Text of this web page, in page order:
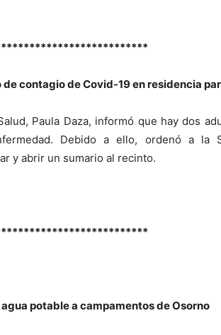
contagio de Covid-19 en residencia
Paula Daza, informó que hay dos
Debido a ello, ordenó a la
y abrir un sumario al recinto.
potable a campamentos de Osorno